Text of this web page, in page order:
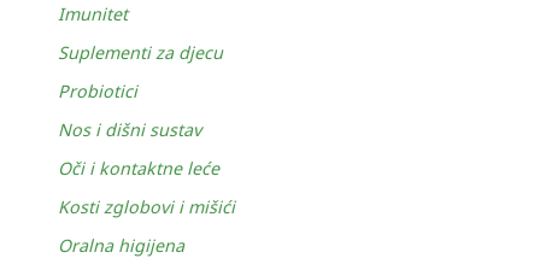
Imunitet
Suplementi za djecu
Probiotici
Nos i dišni sustav
Oči i kontaktne leće
Kosti zglobovi i mišići
Oralna higijena